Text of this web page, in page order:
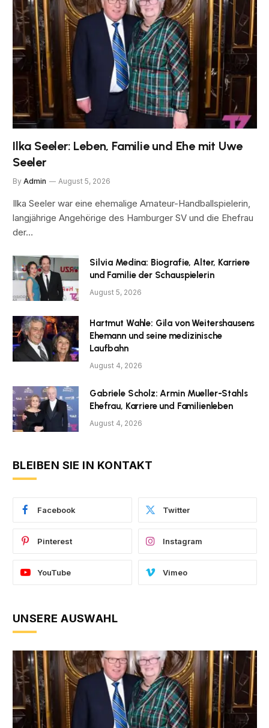
Ilka Seeler: Leben, Familie und Ehe mit Uwe
Seeler
By Admin August 5, 2026
Ilka Seeler war eine ehemalige Amateur-Handballspielerin,
langjährige Angehörige des Hamburger SV und die Ehefrau
der…
Silvia Medina: Biografie, Alter, Karriere
und Familie der Schauspielerin
August 5, 2026
Hartmut Wahle: Gila von Weitershausens
Ehemann und seine medizinische
Laufbahn
August 4, 2026
Gabriele Scholz: Armin Mueller-Stahls
Ehefrau, Karriere und Familienleben
August 4, 2026
BLEIBEN SIE IN KONTAKT
Facebook Twitter
Pinterest Instagram
YouTube Vimeo
UNSERE AUSWAHL